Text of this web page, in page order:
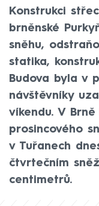
Konstrukci
brněnské
sněhu,
statika,
Budova byla v
návštěvníky
víkendu. V
prosincového
v Tuřanech
čtvrtečním
centimetrů.